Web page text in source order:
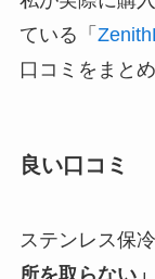
ている「
口コミをまとめ
良い口コミ
ステンレス保